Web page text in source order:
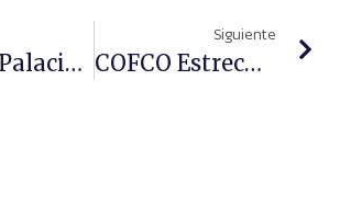
Luis De Palacio, Presidente De La FEFE: “La Farmacia No Está Para Más Recortes”
Siguiente
COFCO Estrecha Lazos De Colaboración Con La Asociación De Enfermos De Alzheimer San Rafael